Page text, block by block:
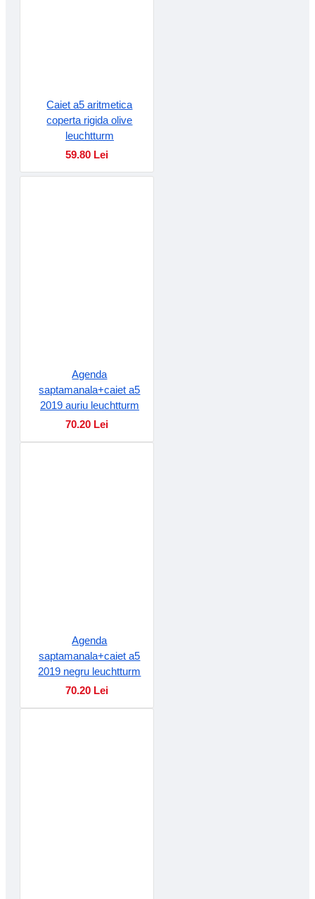
Caiet a5 aritmetica
coperta rigida olive
leuchtturm
59.80 Lei
Agenda
saptamanala+caiet a5
2019 auriu leuchtturm
70.20 Lei
Agenda
saptamanala+caiet a5
2019 negru leuchtturm
70.20 Lei